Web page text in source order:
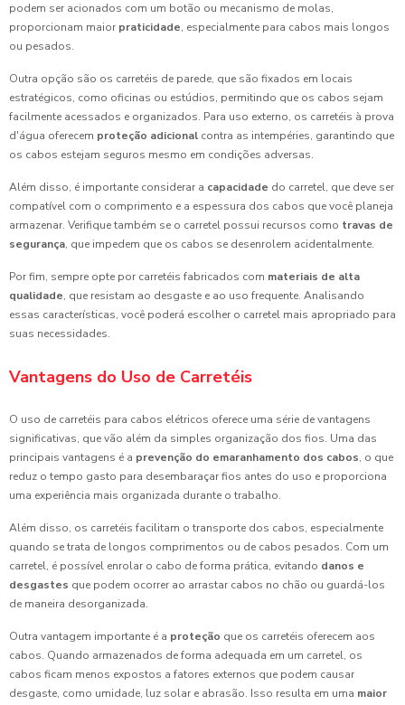
podem ser acionados com um botão ou mecanismo de molas,
proporcionam maior praticidade, especialmente para cabos mais longos
ou pesados.
Outra opção são os carretéis de parede, que são fixados em locais
estratégicos, como oficinas ou estúdios, permitindo que os cabos sejam
facilmente acessados e organizados. Para uso externo, os carretéis à prova
d'água oferecem proteção adicional contra as intempéries, garantindo que
os cabos estejam seguros mesmo em condições adversas.
Além disso, é importante considerar a capacidade do carretel, que deve ser
compatível com o comprimento e a espessura dos cabos que você planeja
armazenar. Verifique também se o carretel possui recursos como travas de
segurança, que impedem que os cabos se desenrolem acidentalmente.
Por fim, sempre opte por carretéis fabricados com materiais de alta
qualidade, que resistam ao desgaste e ao uso frequente. Analisando
essas características, você poderá escolher o carretel mais apropriado para
suas necessidades.
Vantagens do Uso de Carretéis
O uso de carretéis para cabos elétricos oferece uma série de vantagens
significativas, que vão além da simples organização dos fios. Uma das
principais vantagens é a prevenção do emaranhamento dos cabos, o que
reduz o tempo gasto para desembaraçar fios antes do uso e proporciona
uma experiência mais organizada durante o trabalho.
Além disso, os carretéis facilitam o transporte dos cabos, especialmente
quando se trata de longos comprimentos ou de cabos pesados. Com um
carretel, é possível enrolar o cabo de forma prática, evitando danos e
desgastes que podem ocorrer ao arrastar cabos no chão ou guardá-los
de maneira desorganizada.
Outra vantagem importante é a proteção que os carretéis oferecem aos
cabos. Quando armazenados de forma adequada em um carretel, os
cabos ficam menos expostos a fatores externos que podem causar
desgaste, como umidade, luz solar e abrasão. Isso resulta em uma maior